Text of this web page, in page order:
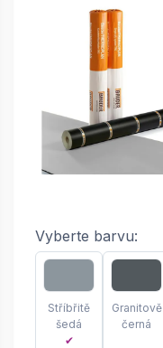
Vyberte barvu:
Stříbřitě
šedá
✔
Granitově
černá